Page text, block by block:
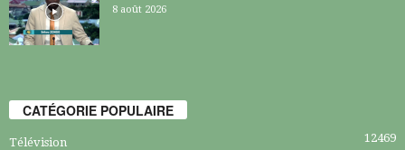
8 août 2026
CATÉGORIE POPULAIRE
Télévision 12469